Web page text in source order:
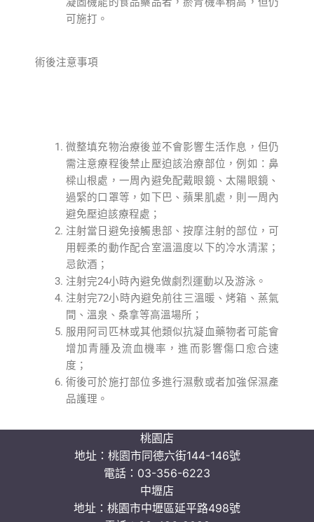
可施打。
術後注意事項
微整填充物治療後並不會影響生活作息，但仍
需注意療程後禁止壓迫該治療部位，例如：鼻
樑山根處，一周內避免配戴眼鏡、太陽眼鏡、
過緊的口罩等，如下巴、蘋果肌處，則一周內
避免壓迫該療程處；
注射當日避免接觸患部、按摩注射的部位，可
用輕柔的動作配合室溫溫度以下的冷水清潔；
忌飲酒；
注射完24小時內避免做劇烈運動以及游泳。
注射完72小時內避免前往三溫暖、烤箱、蒸氣
間、溫泉、桑拿等高溫場所；
服用阿司匹林或其他類似抗凝血藥物者可能會
增加青腫及流血機率，進而影響傷口愈合速
度；
術後可於施打部位多進行濕敷或者加強保濕產
品護理。
桃園店
地址： 桃園市同德六街144-146號
電話： 03-356-6223
中壢店
地址： 桃園市中壢區延平路498號